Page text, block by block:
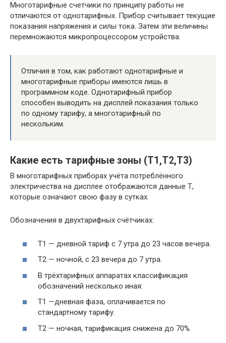
Многотарифные счетчики по принципу работы не
отличаются от однотарифных. Прибор считывает текущие
показания напряжения и силы тока. Затем эти величины
перемножаются микропроцессором устройства.
Отличия в том, как работают однотарифные и
многотарифные приборы имеются лишь в
программном коде. Однотарифный прибор
способен выводить на дисплей показания только
по одному тарифу, а многотарифный по
нескольким.
Какие есть тарифные зоны (T1,T2,T3)
В многотарифных приборах учёта потреблённого
электричества на дисплее отображаются данные Т,
которые означают свою фазу в сутках.
Обозначения в двухтарифных счётчиках:
Т1 — дневной тариф с 7 утра до 23 часов вечера.
Т2 — ночной, с 23 вечера до 7 утра.
В трёхтарифных аппаратах классификация
обозначений несколько иная:
Т1 —дневная фаза, оплачивается по
стандартному тарифу.
Т2 — ночная, тарификация снижена до 70%.